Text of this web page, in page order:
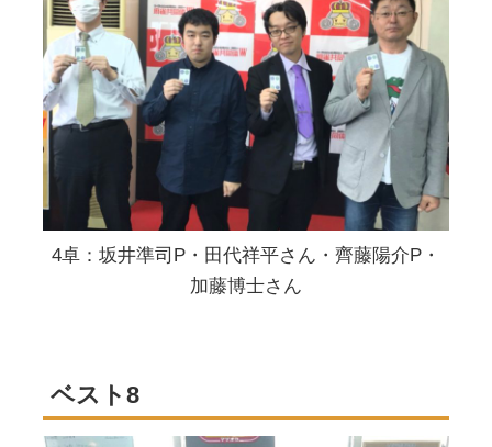
4卓：坂井準司P・田代祥平さん・齊藤陽介P・
加藤博士さん
ベスト8